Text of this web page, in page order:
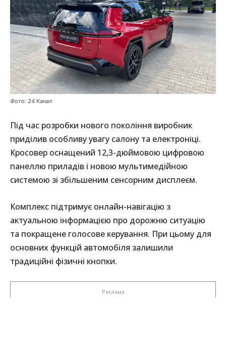
Фото: 24 Канал
Під час розробки нового покоління виробник
приділив особливу увагу салону та електроніці.
Кросовер оснащений 12,3-дюймовою цифровою
панеллю приладів і новою мультимедійною
системою зі збільшеним сенсорним дисплеєм.
Комплекс підтримує онлайн-навігацію з
актуальною інформацією про дорожню ситуацію
та покращене голосове керування. При цьому для
основних функцій автомобіля залишили
традиційні фізичні кнопки.